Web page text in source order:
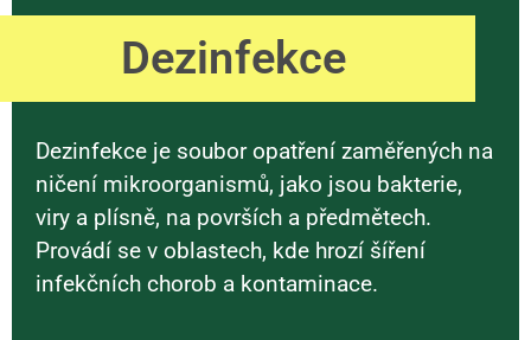
Dezinfekce
Dezinfekce je soubor opatření zaměřených na
ničení mikroorganismů, jako jsou bakterie,
viry a plísně, na površích a předmětech.
Provádí se v oblastech, kde hrozí šíření
infekčních chorob a kontaminace.